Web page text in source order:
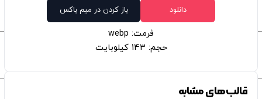
دانلود باز کردن در میم باکس
فرمت: webp
حجم: 143 کیلوبایت
قالب‌های مشابه